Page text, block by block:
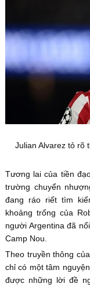
Julian Alvarez tỏ rõ
Tương lai của tiền
trường chuyển
đang ráo riết tìm
khoảng trống của
người Argentina đã
Camp Nou.
Theo truyền thông
chỉ có một tâm
được những lời đề